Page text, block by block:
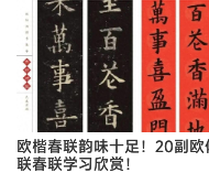
欧楷春联韵味十足！20副欧
联春联学习欣赏！